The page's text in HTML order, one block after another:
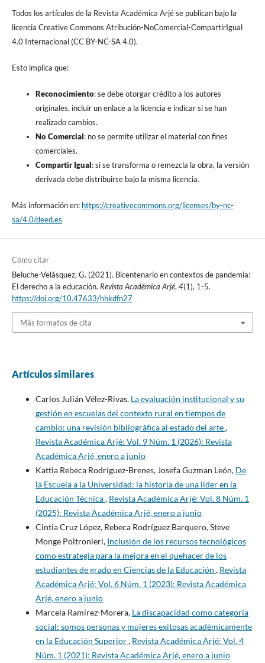
Todos los artículos de la Revista Académica Arjé se publican bajo la
licencia Creative Commons Atribución-NoComercial-CompartirIgual
4.0 Internacional (CC BY-NC-SA 4.0).
Esto implica que:
Reconocimiento: se debe otorgar crédito a los autores
originales, incluir un enlace a la licencia e indicar si se han
realizado cambios.
No Comercial: no se permite utilizar el material con fines
comerciales.
Compartir Igual: si se transforma o remezcla la obra, la versión
derivada debe distribuirse bajo la misma licencia.
Más información en: https://creativecommons.org/licenses/by-nc-
sa/4.0/deed.es
Cómo citar
Beluche-Velásquez, G. (2021). Bicentenario en contextos de pandemia:
El derecho a la educación. Revista Académica Arjé,4(1), 1-5.
https://doi.org/10.47633/hhkdfn27
Más formatos de cita
Artículos similares
Carlos Julián Vélez-Rivas, La evaluación institucional y su
gestión en escuelas del contexto rural en tiempos de
cambio: una revisión bibliográfica al estado del arte,
Revista Académica Arjé: Vol. 9 Núm. 1 (2026): Revista
Académica Arjé, enero a junio
Kattia Rebeca Rodríguez-Brenes, Josefa Guzman León, De
la Escuela a la Universidad: la historia de una líder en la
Educación Técnica, Revista Académica Arjé: Vol. 8 Núm. 1
(2025): Revista Académica Arjé, enero a junio
Cintia Cruz López, Rebeca Rodríguez Barquero, Steve
Monge Poltronieri, Inclusión de los recursos tecnológicos
como estrategia para la mejora en el quehacer de los
estudiantes de grado en Ciencias de la Educación , Revista
Académica Arjé: Vol. 6 Núm. 1 (2023): Revista Académica
Arjé, enero a junio
Marcela Ramírez-Morera, La discapacidad como categoría
social: somos personas y mujeres exitosas académicamente
en la Educación Superior, Revista Académica Arjé: Vol. 4
Núm. 1 (2021): Revista Académica Arjé, enero a junio